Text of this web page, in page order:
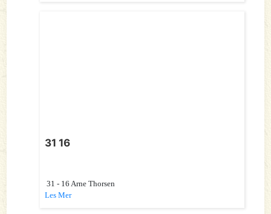
31 16
31 - 16 Arne Thorsen
Les Mer